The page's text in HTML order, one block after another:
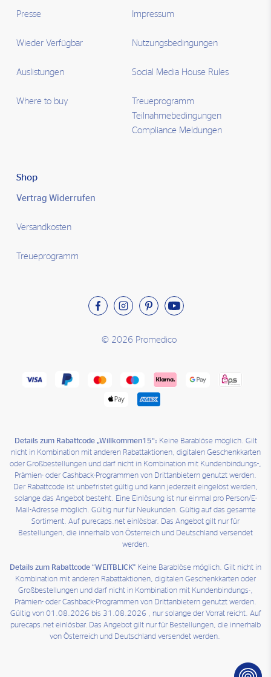
Presse
Wieder Verfügbar
Auslistungen
Where to buy
Impressum
Nutzungsbedingungen
Social Media House Rules
Treueprogramm
Teilnahmebedingungen
Compliance Meldungen
Shop
Vertrag Widerrufen
Versandkosten
Treueprogramm
© 2026 Promedico
Details zum Rabattcode „Willkommen15“: Keine Barablöse möglich. Gilt
nicht in Kombination mit anderen Rabattaktionen, digitalen Geschenkkarten
oder Großbestellungen und darf nicht in Kombination mit Kundenbindungs-,
Prämien- oder Cashback-Programmen von Drittanbietern genutzt werden.
Der Rabattcode ist unbefristet gültig und kann jederzeit eingelöst werden,
solange das Angebot besteht. Eine Einlösung ist nur einmal pro Person/E-
Mail-Adresse möglich. Gültig nur für Neukunden. Gültig auf das gesamte
Sortiment. Auf purecaps.net einlösbar. Das Angebot gilt nur für
Bestellungen, die innerhalb von Österreich und Deutschland versendet
werden.
Details zum Rabattcode “WEITBLICK" Keine Barablöse möglich. Gilt nicht in
Kombination mit anderen Rabattaktionen, digitalen Geschenkkarten oder
Großbestellungen und darf nicht in Kombination mit Kundenbindungs-,
Prämien- oder Cashback-Programmen von Drittanbietern genutzt werden.
Gültig von 01.08.2026 bis 31.08.2026 , nur solange der Vorrat reicht. Auf
purecaps.net einlösbar. Das Angebot gilt nur für Bestellungen, die innerhalb
von Österreich und Deutschland versendet werden.